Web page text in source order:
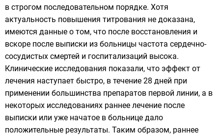
в строгом последовательном порядке. Хотя
актуальность повышения титрования не доказана,
имеются данные о том, что после восстановления и
вскоре после выписки из больницы частота сердечно-
сосудистых смертей и госпитализаций высока.
Клинические исследования показали, что эффект от
лечения наступает быстро, в течение 28 дней при
применении большинства препаратов первой линии, а в
некоторых исследованиях раннее лечение после
выписки или уже начатое в больнице дало
положительные результаты. Таким образом, раннее